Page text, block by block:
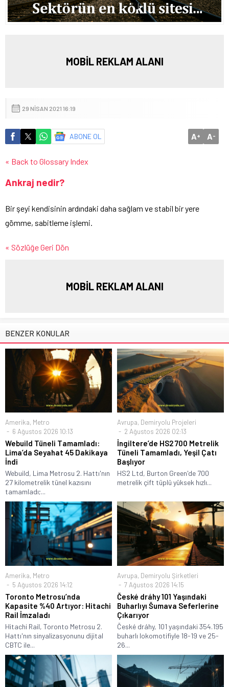
MOBİL REKLAM ALANI
29 NISAN 2021 16:19
ABONE OL A+ A-
« Back to Glossary Index
Ankraj nedir?
Bir şeyi kendisinin ardındaki daha sağlam ve stabil bir yere
gömme, sabitleme işlemi.
« Sözlüğe Geri Dön
MOBİL REKLAM ALANI
BENZER KONULAR
Amerika, Metro
6 Ağustos 2026 10:13
Webuild Tüneli Tamamladı:
Lima’da Seyahat 45 Dakikaya
İndi
Webuild, Lima Metrosu 2. Hattı'nın
27 kilometrelik tünel kazısını
tamamladı;...
Avrupa, Demiryolu Projeleri
2 Ağustos 2026 02:13
İngiltere’de HS2 700 Metrelik
Tüneli Tamamladı, Yeşil Çatı
Başlıyor
HS2 Ltd, Burton Green'de 700
metrelik çift tüplü yüksek hızlı...
Amerika, Metro
5 Ağustos 2026 14:12
Toronto Metrosu’nda
Kapasite %40 Artıyor: Hitachi
Rail İmzaladı
Hitachi Rail, Toronto Metrosu 2.
Hattı'nın sinyalizasyonunu dijital
CBTC ile...
Avrupa, Demiryolu Şirketleri
7 Ağustos 2026 14:15
České dráhy 101 Yaşındaki
Buharlıyı Šumava Seferlerine
Çıkarıyor
České dráhy, 101 yaşındaki 354.195
buharlı lokomotifiyle 18-19 ve 25-
26...